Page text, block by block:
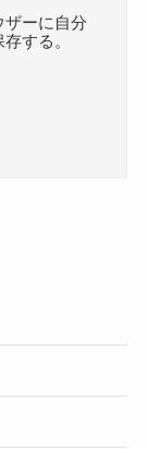
ザーに自分
する。